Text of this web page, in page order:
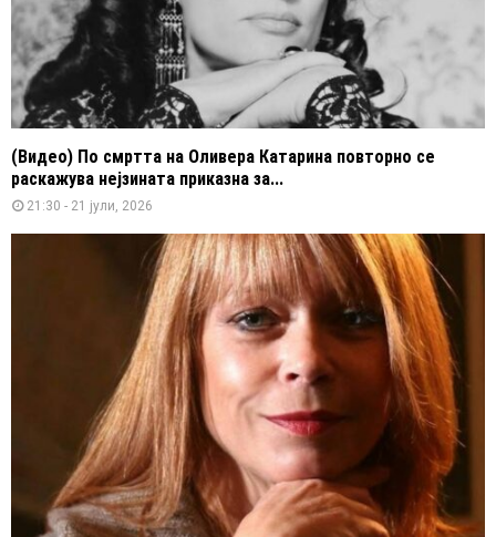
(Видео) По смртта на Оливера Катарина повторно се
раскажува нејзината приказна за...
21:30 - 21 јули, 2026